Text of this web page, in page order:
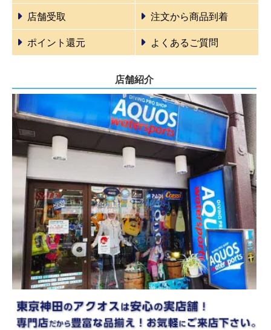
店舗受取 注文から商品到着
ポイント還元 よくあるご質問
店舗紹介